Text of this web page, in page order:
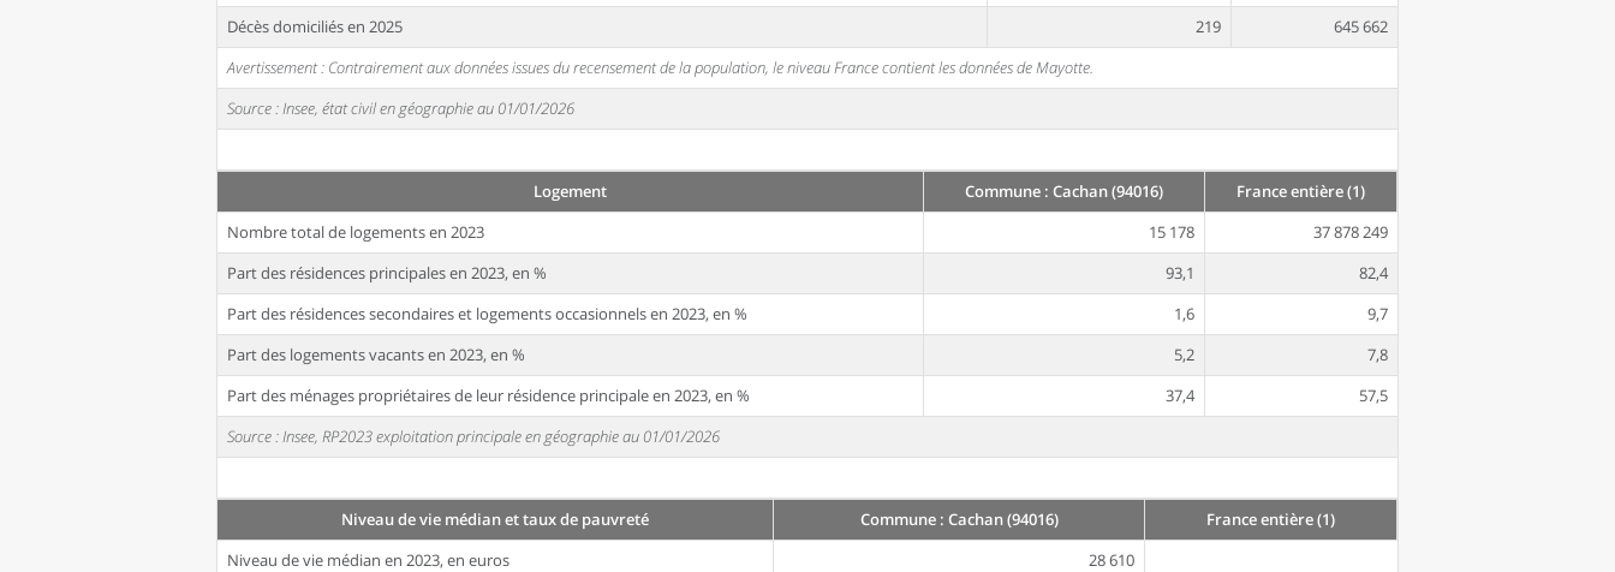
Décès domiciliés en 2025
219
645 662
Avertissement : Contrairement aux données issues du recensement de la population, le niveau France contient les données de Mayotte.
Source : Insee, état civil en géographie au 01/01/2026
Logement Commune : Cachan (94016)
France entière (1)
Nombre total de logements en 2023
15 178
37 878 249
Part des résidences principales en 2023, en %
93,1
82,4
Part des résidences secondaires et logements occasionnels en 2023, en %
1,6
9,7
Part des logements vacants en 2023, en %
5,2
7,8
Part des ménages propriétaires de leur résidence principale en 2023, en %
37,4
57,5
Source : Insee, RP2023 exploitation principale en géographie au 01/01/2026
Niveau de vie médian et taux de pauvreté Commune : Cachan (94016)
France entière (1)
Niveau de vie médian en 2023, en euros
28 610